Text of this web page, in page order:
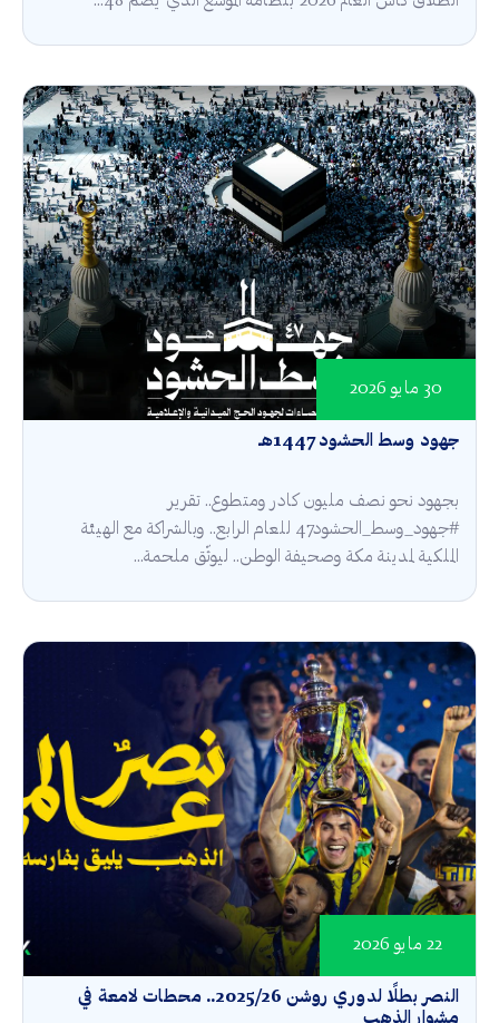
جهود وسط الحشود 1447هـ
30 مايو 2026
بجهود نحو نصف مليون كادر ومتطوع.. تقرير
#جهود_وسط_الحشود47 للعام الرابع.. وبالشراكة مع الهيئة
الملكية لمدينة مكة وصحيفة الوطن.. ليوثّق ملحمة...
النصر بطلًا لدوري روشن 2025/26.. محطات لامعة في
مشوار الذهب
22 مايو 2026